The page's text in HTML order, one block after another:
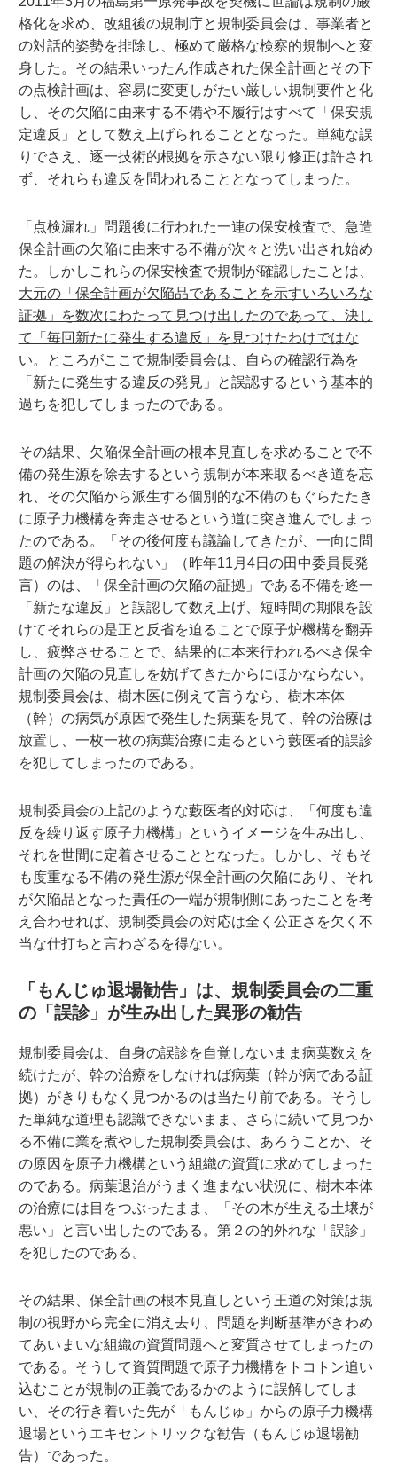
格化を求め、改組後の規制庁と規制委員会は、事業者と
の対話的姿勢を排除し、極めて厳格な検察的規制へと変
身した。その結果いったん作成された保全計画とその下
の点検計画は、容易に変更しがたい厳しい規制要件と化
し、その欠陥に由来する不備や不履行はすべて「保安規
定違反」として数え上げられることとなった。単純な誤
りでさえ、逐一技術的根拠を示さない限り修正は許され
ず、それらも違反を問われることとなってしまった。
「点検漏れ」問題後に行われた一連の保安検査で、急造
保全計画の欠陥に由来する不備が次々と洗い出され始め
た。しかしこれらの保安検査で規制が確認したことは、
大元の「保全計画が欠陥品であることを示すいろいろな
証拠」を数次にわたって見つけ出したのであって、決し
て「毎回新たに発生する違反」を見つけたわけではな
い。ところがここで規制委員会は、自らの確認行為を
「新たに発生する違反の発見」と誤認するという基本的
過ちを犯してしまったのである。
その結果、欠陥保全計画の根本見直しを求めることで不
備の発生源を除去するという規制が本来取るべき道を忘
れ、その欠陥から派生する個別的な不備のもぐらたたき
に原子力機構を奔走させるという道に突き進んでしまっ
たのである。「その後何度も議論してきたが、一向に問
題の解決が得られない」（昨年11月4日の田中委員長発
言）のは、「保全計画の欠陥の証拠」である不備を逐一
「新たな違反」と誤認して数え上げ、短時間の期限を設
けてそれらの是正と反省を迫ることで原子炉機構を翻弄
し、疲弊させることで、結果的に本来行われるべき保全
計画の欠陥の見直しを妨げてきたからにほかならない。
規制委員会は、樹木医に例えて言うなら、樹木本体
（幹）の病気が原因で発生した病葉を見て、幹の治療は
放置し、一枚一枚の病葉治療に走るという藪医者的誤診
を犯してしまったのである。
規制委員会の上記のような藪医者的対応は、「何度も違
反を繰り返す原子力機構」というイメージを生み出し、
それを世間に定着させることとなった。しかし、そもそ
も度重なる不備の発生源が保全計画の欠陥にあり、それ
が欠陥品となった責任の一端が規制側にあったことを考
え合わせれば、規制委員会の対応は全く公正さを欠く不
当な仕打ちと言わざるを得ない。
「もんじゅ退場勧告」は、規制委員会の二重
の「誤診」が生み出した異形の勧告
規制委員会は、自身の誤診を自覚しないまま病葉数えを
続けたが、幹の治療をしなければ病葉（幹が病である証
拠）がきりもなく見つかるのは当たり前である。そうし
た単純な道理も認識できないまま、さらに続いて見つか
る不備に業を煮やした規制委員会は、あろうことか、そ
の原因を原子力機構という組織の資質に求めてしまった
のである。病葉退治がうまく進まない状況に、樹木本体
の治療には目をつぶったまま、「その木が生える土壌が
悪い」と言い出したのである。第２の的外れな「誤診」
を犯したのである。
その結果、保全計画の根本見直しという王道の対策は規
制の視野から完全に消え去り、問題を判断基準がきわめ
てあいまいな組織の資質問題へと変質させてしまったの
である。そうして資質問題で原子力機構をトコトン追い
込むことが規制の正義であるかのように誤解してしま
い、その行き着いた先が「もんじゅ」からの原子力機構
退場というエキセントリックな勧告（もんじゅ退場勧
告）であった。